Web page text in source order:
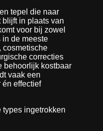
tepel die naar
blijft in plaats van
voor bij zowel
in de meeste
cosmetische
correcties
behoorlijk kostbaar
vaak een
én effectief
ingetrokken